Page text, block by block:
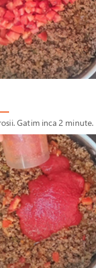
Gatim inca 2 minute.